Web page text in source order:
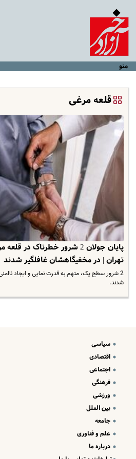
منو
قلعه مرغی
پایان جولان 2 شرور خطرناک در
تهران | در مخفیگاهشان غافلگیر شدند
2 شرور سطح یک، متهم به قدرت نمایی و ایجاد
شدند.
سیاسی
اقتصادی
اجتماعی
فرهنگی
ورزشی
بین الملل
جامعه
علم و فناوری
درباره ما